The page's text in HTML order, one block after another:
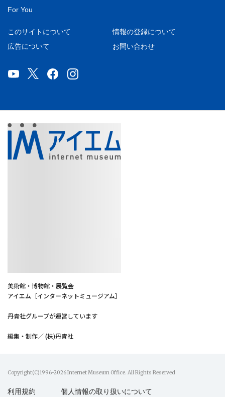
For You
このサイトについて
情報の登録について
広告について
お問い合わせ
美術館・博物館・展覧会
アイエム［インターネットミュージアム］
丹青社グループが運営しています
編集・制作／ (株)丹青社
Copyright(C)1996-2026 Internet Museum Office. All Rights Reserved
利用規約 個人情報の取り扱いについて